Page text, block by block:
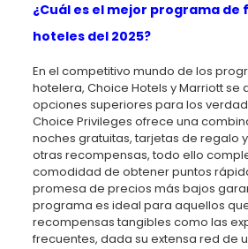
¿Cuál es el mejor programa de
hoteles del 2025?
En el competitivo mundo de los
hotelera, Choice Hotels y Marriott se
opciones superiores para los
Choice Privileges ofrece una
noches gratuitas, tarjetas de regalo
otras recompensas, todo ello
comodidad de obtener puntos
promesa de precios más bajos
programa es ideal para aquellos
recompensas tangibles como las
frecuentes, dada su extensa red de